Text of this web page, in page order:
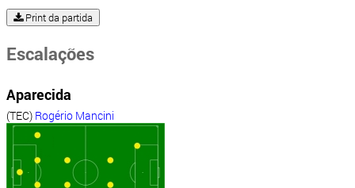
Print da partida
Escalações
Aparecida
(TEC) Rogério Mancini